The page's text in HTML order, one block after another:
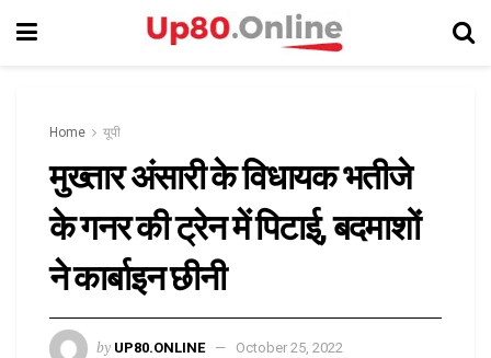
Home यूपी
मुख्तार अंसारी के विधायक भतीजे
के गनर की ट्रेन में पिटाई, बदमाशों
ने कार्बाइन छीनी
by UP80.ONLINE October 25, 2022